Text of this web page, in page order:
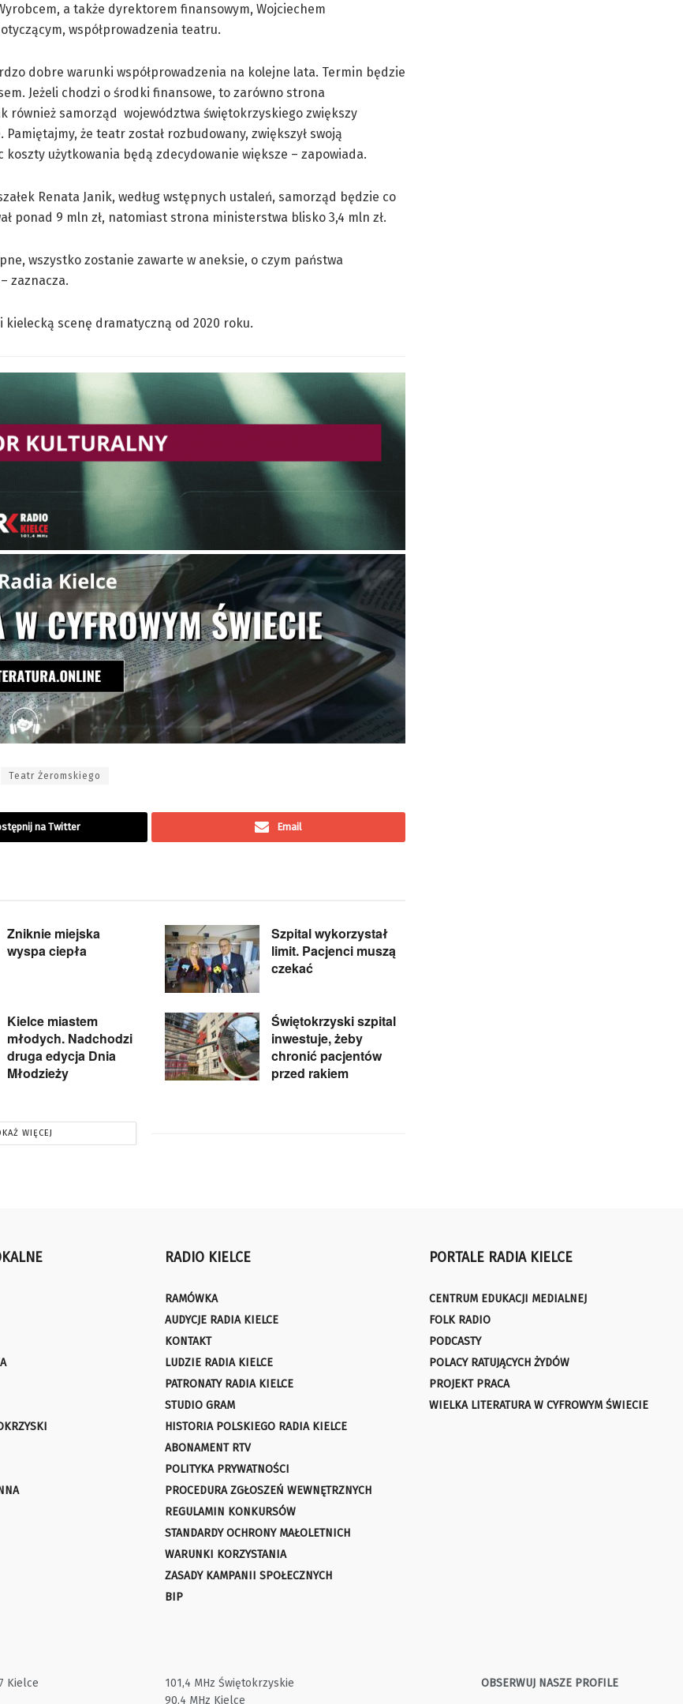
a także dyrektorem finansowym, Wojciechem
współprowadzenia teatru.
dobre warunki współprowadzenia na kolejne lata. Termin będzie
Jeżeli chodzi o środki finansowe, to zarówno strona
również samorząd województwa świętokrzyskiego zwiększy
Pamiętajmy, że teatr został rozbudowany, zwiększył swoją
koszty użytkowania będą zdecydowanie większe – zapowiada.
Renata Janik, według wstępnych ustaleń, samorząd będzie co
ponad 9 mln zł, natomiast strona ministerstwa blisko 3,4 mln zł.
wszystko zostanie zawarte w aneksie, o czym państwa
zaznacza.
scenę dramatyczną od 2020 roku.
Teatr Żeromskiego
na Twitter Email
Zniknie miejska
wyspa ciepła
Szpital wykorzystał
limit. Pacjenci muszą
czekać
Kielce miastem
młodych. Nadchodzi
druga edycja Dnia
Młodzieży
Świętokrzyski szpital
inwestuje, żeby
chronić pacjentów
przed rakiem
WIĘCEJ
RADIO KIELCE
RAMÓWKA
AUDYCJE RADIA KIELCE
KONTAKT
LUDZIE RADIA KIELCE
PATRONATY RADIA KIELCE
STUDIO GRAM
HISTORIA POLSKIEGO RADIA KIELCE
ABONAMENT RTV
POLITYKA PRYWATNOŚCI
PROCEDURA ZGŁOSZEŃ WEWNĘTRZNYCH
REGULAMIN KONKURSÓW
STANDARDY OCHRONY MAŁOLETNICH
WARUNKI KORZYSTANIA
ZASADY KAMPANII SPOŁECZNYCH
BIP
PORTALE RADIA KIELCE
CENTRUM EDUKACJI MEDIALNEJ
FOLK RADIO
PODCASTY
POLACY RATUJĄCYCH ŻYDÓW
PROJEKT PRACA
WIELKA LITERATURA W CYFROWYM ŚWIECIE
Kielce
101,4 MHz Świętokrzyskie
90,4 MHz Kielce
OBSERWUJ NASZE PROFILE